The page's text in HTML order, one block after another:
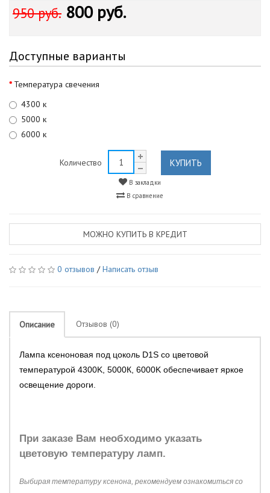
950 руб. 800 руб.
Доступные варианты
Температура свечения
4300 к
5000 к
6000 к
Количество КУПИТЬ
В закладки
В сравнение
МОЖНО КУПИТЬ В КРЕДИТ
0 отзывов /Написать отзыв
Описание Отзывов (0)
Лампа ксеноновая под цоколь D1S со цветовой
температурой 4300K, 5000К, 6000K обеспечивает яркое
освещение дороги.
При заказе Вам необходимо указать
цветовую температуру ламп.
Выбирая температуру ксенона, рекомендуем ознакомиться со